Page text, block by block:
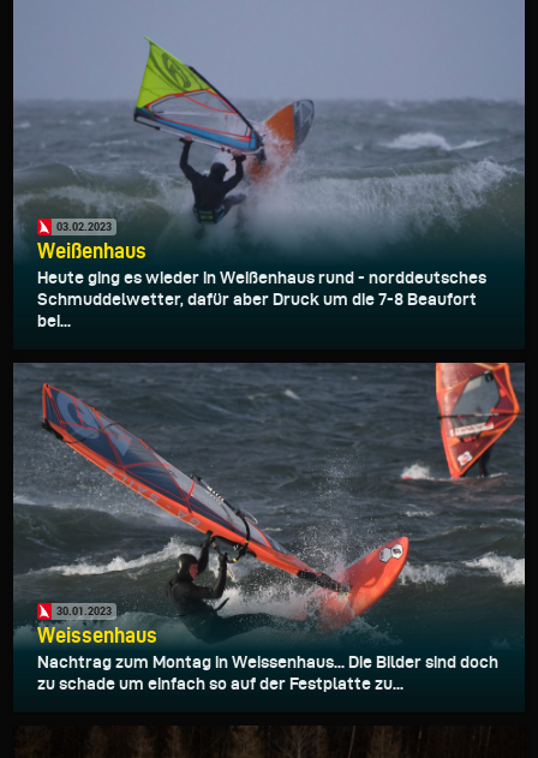
03.02.2023
Weißenhaus
Heute ging es wieder in Weißenhaus rund - norddeutsches
Schmuddelwetter, dafür aber Druck um die 7-8 Beaufort
bei...
30.01.2023
Weissenhaus
Nachtrag zum Montag in Weissenhaus... Die Bilder sind doch
zu schade um einfach so auf der Festplatte zu...